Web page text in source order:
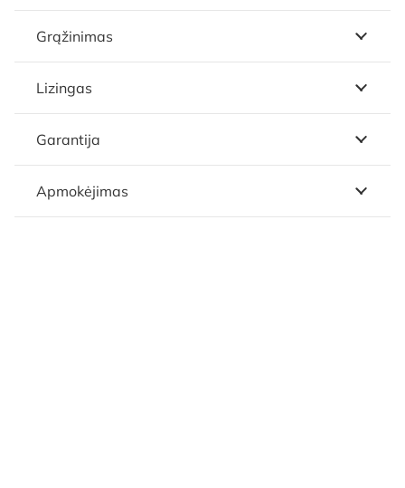
Grąžinimas
Lizingas
Garantija
Apmokėjimas